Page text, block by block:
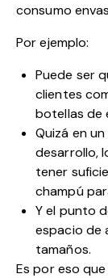
consumo
Por ejemplo:
Puede ser
clientes
botellas de
Quizá en
desarrollo,
tener
champú
Y el punto
espacio de
tamaños.
Es por eso